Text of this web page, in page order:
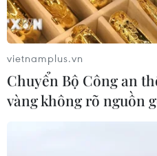
TIN CÙNG CHUYÊN
vietnamplus.vn
Chuyển Bộ Công an
vàng không rõ nguồn